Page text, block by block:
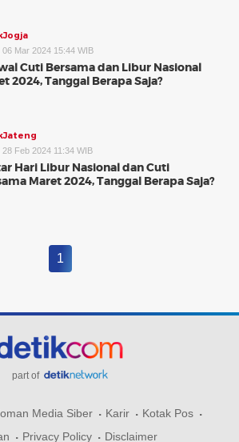
06 Mar 2024 15:44 WIB
Cuti Bersama dan Libur Nasional
2024, Tanggal Berapa Saja?
28 Feb 2024 11:34 WIB
Hari Libur Nasional dan Cuti
Maret 2024, Tanggal Berapa Saja?
1
part of
Media Siber Karir
Kotak Pos
Privacy Policy Disclaimer